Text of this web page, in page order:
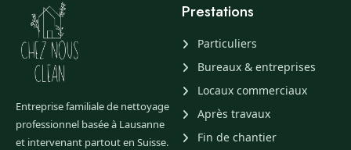
Entreprise familiale de nettoyage
professionnel basée à Lausanne
et intervenant partout en Suisse.
Prestations
Particuliers
Bureaux & entreprises
Locaux commerciaux
Après travaux
Fin de chantier